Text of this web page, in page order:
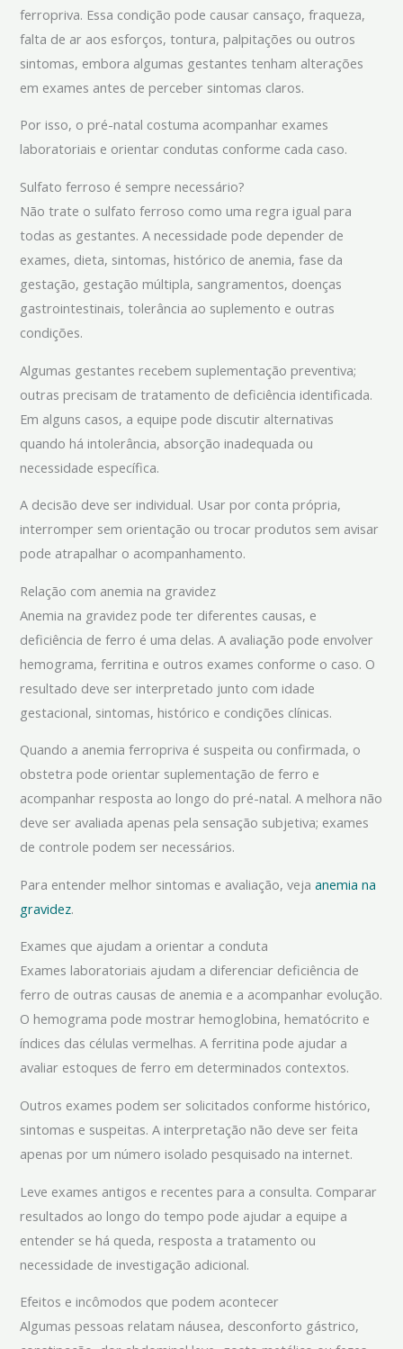
ferropriva. Essa condição pode causar cansaço, fraqueza,
falta de ar aos esforços, tontura, palpitações ou outros
sintomas, embora algumas gestantes tenham alterações
em exames antes de perceber sintomas claros.
Por isso, o pré-natal costuma acompanhar exames
laboratoriais e orientar condutas conforme cada caso.
Sulfato ferroso é sempre necessário?
Não trate o sulfato ferroso como uma regra igual para
todas as gestantes. A necessidade pode depender de
exames, dieta, sintomas, histórico de anemia, fase da
gestação, gestação múltipla, sangramentos, doenças
gastrointestinais, tolerância ao suplemento e outras
condições.
Algumas gestantes recebem suplementação preventiva;
outras precisam de tratamento de deficiência identificada.
Em alguns casos, a equipe pode discutir alternativas
quando há intolerância, absorção inadequada ou
necessidade específica.
A decisão deve ser individual. Usar por conta própria,
interromper sem orientação ou trocar produtos sem avisar
pode atrapalhar o acompanhamento.
Relação com anemia na gravidez
Anemia na gravidez pode ter diferentes causas, e
deficiência de ferro é uma delas. A avaliação pode envolver
hemograma, ferritina e outros exames conforme o caso. O
resultado deve ser interpretado junto com idade
gestacional, sintomas, histórico e condições clínicas.
Quando a anemia ferropriva é suspeita ou confirmada, o
obstetra pode orientar suplementação de ferro e
acompanhar resposta ao longo do pré-natal. A melhora não
deve ser avaliada apenas pela sensação subjetiva; exames
de controle podem ser necessários.
Para entender melhor sintomas e avaliação, vejaanemia na
gravidez.
Exames que ajudam a orientar a conduta
Exames laboratoriais ajudam a diferenciar deficiência de
ferro de outras causas de anemia e a acompanhar evolução.
O hemograma pode mostrar hemoglobina, hematócrito e
índices das células vermelhas. A ferritina pode ajudar a
avaliar estoques de ferro em determinados contextos.
Outros exames podem ser solicitados conforme histórico,
sintomas e suspeitas. A interpretação não deve ser feita
apenas por um número isolado pesquisado na internet.
Leve exames antigos e recentes para a consulta. Comparar
resultados ao longo do tempo pode ajudar a equipe a
entender se há queda, resposta a tratamento ou
necessidade de investigação adicional.
Efeitos e incômodos que podem acontecer
Algumas pessoas relatam náusea, desconforto gástrico,